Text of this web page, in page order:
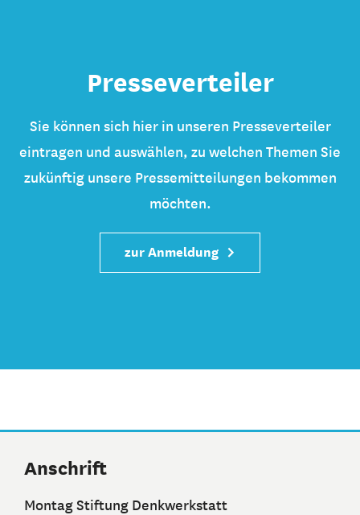
Presseverteiler
Sie können sich hier in unseren Presseverteiler
eintragen und auswählen, zu welchen Themen Sie
zukünftig unsere Pressemitteilungen bekommen
möchten.
zur Anmeldung
Anschrift
Montag Stiftung Denkwerkstatt